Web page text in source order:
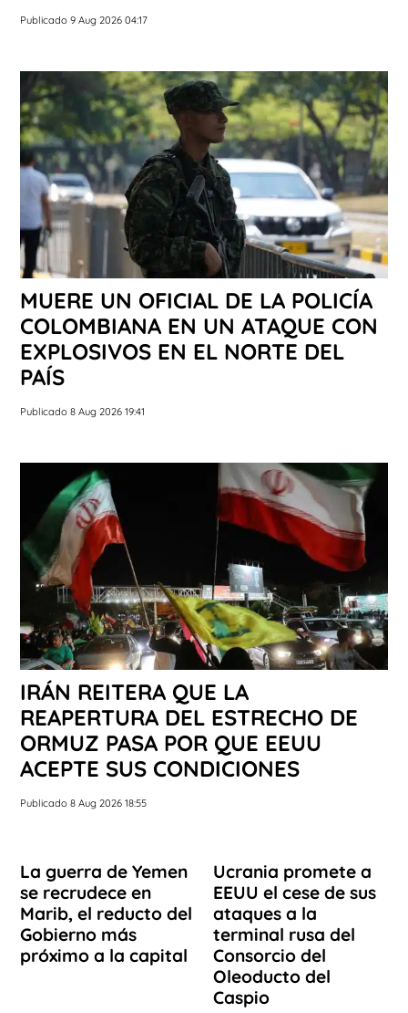
Publicado 9 Aug 2026 04:17
MUERE UN OFICIAL DE LA POLICÍA
COLOMBIANA EN UN ATAQUE CON
EXPLOSIVOS EN EL NORTE DEL
PAÍS
Publicado 8 Aug 2026 19:41
IRÁN REITERA QUE LA
REAPERTURA DEL ESTRECHO DE
ORMUZ PASA POR QUE EEUU
ACEPTE SUS CONDICIONES
Publicado 8 Aug 2026 18:55
La guerra de Yemen
se recrudece en
Marib, el reducto del
Gobierno más
próximo a la capital
Ucrania promete a
EEUU el cese de sus
ataques a la
terminal rusa del
Consorcio del
Oleoducto del
Caspio